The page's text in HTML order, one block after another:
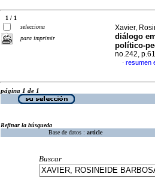
1 / 1
selecciona
para imprimir
Xavier,
diálogo
político-
no.242,
· resumen
página 1 de 1
Refinar la búsqueda
Base de datos : article
Buscar